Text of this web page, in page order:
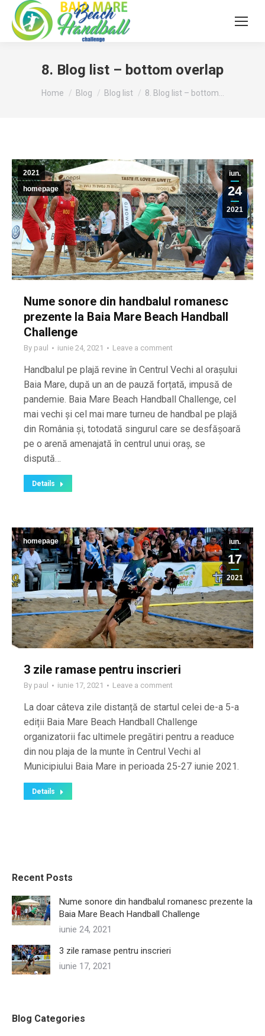
8. Blog list – bottom overlap
You are here:
Home Blog Blog list 8. Blog list – bottom…
iun.
24
2021
2021
homepage
Nume sonore din handbalul romanesc
prezente la Baia Mare Beach Handball
Challenge
By paul iunie 24, 2021 Leave a comment
Handbalul pe plajă revine în Centrul Vechi al orașului
Baia Mare, după un an de pauză forțată, impusă de
pandemie. Baia Mare Beach Handball Challenge, cel
mai vechi și cel mai mare turneu de handbal pe plajă
din România și, totodată singurul care se desfășoară
pe o arenă amenajată în centrul unui oraș, se
dispută…
Details
iun.
17
2021
homepage
3 zile ramase pentru inscrieri
By paul iunie 17, 2021 Leave a comment
La doar câteva zile distanță de startul celei de-a 5-a
ediții Baia Mare Beach Handball Challenge
organizatorii fac ultimele pregătiri pentru a readuce
din nou plaja de la munte în Centrul Vechi al
Municipiului Baia Mare in perioada 25-27 iunie 2021.
Details
Recent Posts
Nume sonore din handbalul romanesc prezente la
Baia Mare Beach Handball Challenge
iunie 24, 2021
3 zile ramase pentru inscrieri
iunie 17, 2021
Blog Categories